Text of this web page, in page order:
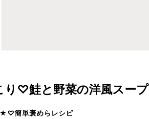
り♡鮭と野菜の洋風スープ
★♡簡単褒めらレシピ